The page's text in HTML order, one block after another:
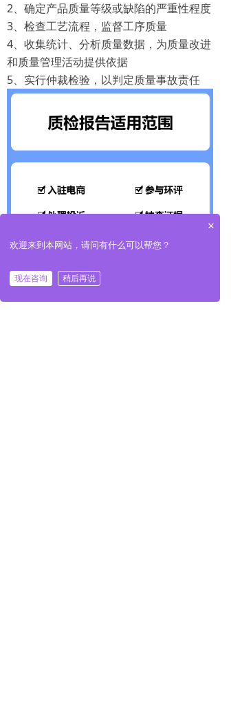
2、确定产品质量等级或缺陷的严重性程度
3、检查工艺流程，监督工序质量
4、收集统计、分析质量数据，为质量改进
和质量管理活动提供依据
5、实行仲裁检验，以判定质量事故责任
×
欢迎来到本网站，请问有什么可以帮您？
现在咨询 稍后再说